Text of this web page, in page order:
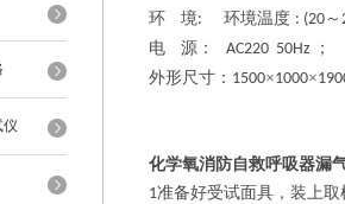
环
境: 环境温度 : (20 ～
电
源： AC220 50Hz
；
外形尺寸： 1500×1000×
化学氧消防自救呼吸器漏
1准备好受试面具，装上